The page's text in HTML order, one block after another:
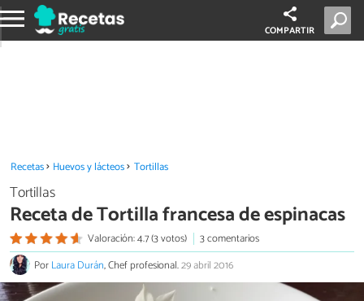
COMPARTIR
Recetas Huevos y lácteos Tortillas
Tortillas
Receta de Tortilla francesa de espinacas
Valoración: 4.7 (3 votos)
3 comentarios
PorLaura Durán, Chef profesional.29 abril 2016